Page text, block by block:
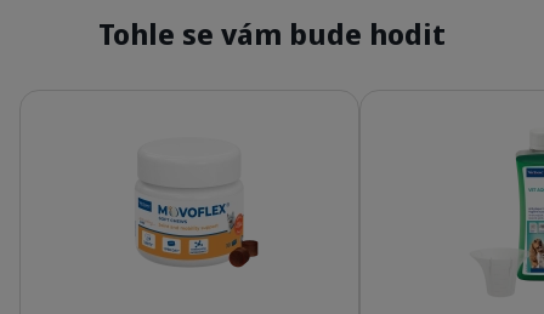
Tohle se vám bude hodit